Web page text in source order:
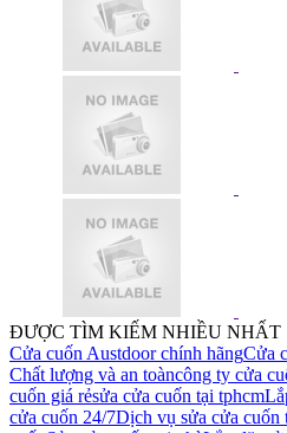
ĐƯỢC TÌM KIẾM NHIỀU NHẤT
Cửa cuốn Austdoor chính hãngCửa
Chất lượng và an toàncông ty cửa
cuốn giá rẻsửa cửa cuốn tại tphcm
cửa cuốn 24/7Dịch vụ sửa cửa cuốn